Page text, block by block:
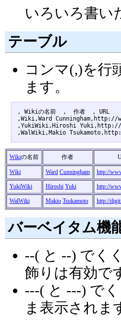
いろいろ書い
テーブル
コンマ(,)を行
ます。
, Wikiの名前  ,  作者  , URL
,Wiki,Ward Cunningham,http://
,YukiWiki,Hiroshi Yuki,http://
Wikiの名前 作者
Wiki Ward Cunningham http://
YukiWiki Hiroshi Yuki http://
WalWiki Makio Tsukamoto http://
バーベイタム機
--( と --) でく
飾りは有効で
---( と ---) で
ま表示されま